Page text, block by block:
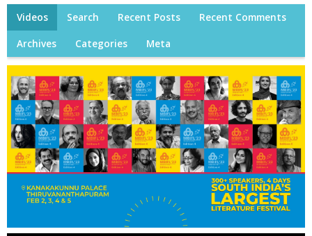
Videos Search Recent Posts Recent Comments
Archives Categories Meta